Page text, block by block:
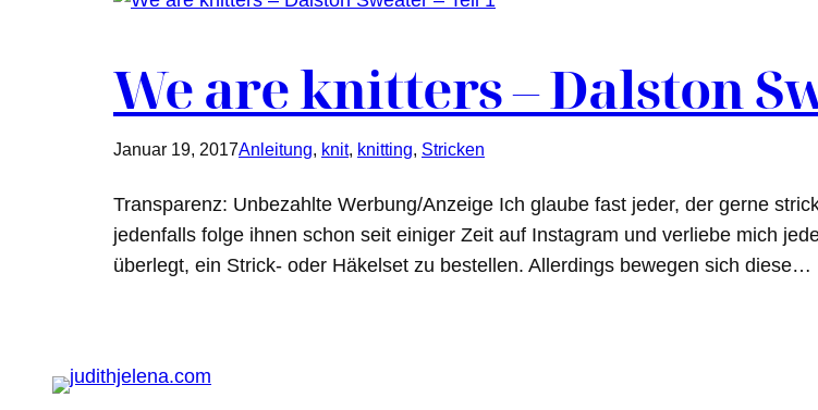
We are knitters – Dalston
Januar 19, 2017Anleitung, knit, knitting, Stricken
Transparenz: Unbezahlte Werbung/Anzeige Ich glaube fast jeder, der gerne
jedenfalls folge ihnen schon seit einiger Zeit auf Instagram und verliebe mich
überlegt, ein Strick- oder Häkelset zu bestellen. Allerdings bewegen sich diese…